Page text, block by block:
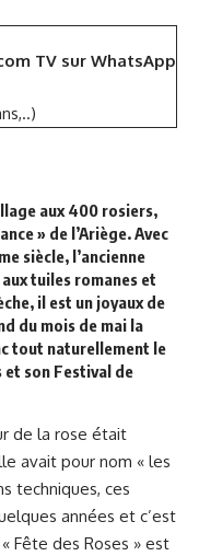
TV sur WhatsApp
aux 400 rosiers,
» de l’Ariège. Avec
siècle, l’ancienne
tuiles romanes et
il est un joyaux de
du mois de mai la
tout naturellement le
et son Festival de
de la rose était
avait pour nom « les
techniques, ces
années et c’est
Fête des Roses » est